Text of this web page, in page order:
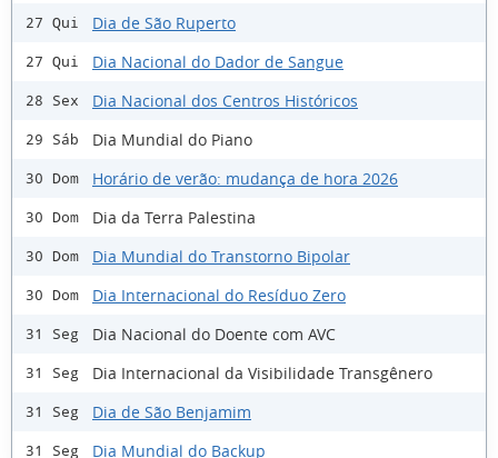
27 Qui Dia de São Ruperto
27 Qui Dia Nacional do Dador de Sangue
28 Sex Dia Nacional dos Centros Históricos
29 Sáb Dia Mundial do Piano
30 Dom Horário de verão: mudança de hora 2026
30 Dom Dia da Terra Palestina
30 Dom Dia Mundial do Transtorno Bipolar
30 Dom Dia Internacional do Resíduo Zero
31 Seg Dia Nacional do Doente com AVC
31 Seg Dia Internacional da Visibilidade Transgênero
31 Seg Dia de São Benjamim
31 Seg Dia Mundial do Backup